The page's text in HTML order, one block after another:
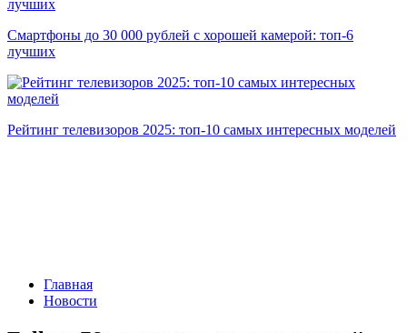
Смартфоны до 30 000 рублей с хорошей камерой: топ-6
лучших
Рейтинг телевизоров 2025: топ-10 самых интересных моделей
Главная
Новости